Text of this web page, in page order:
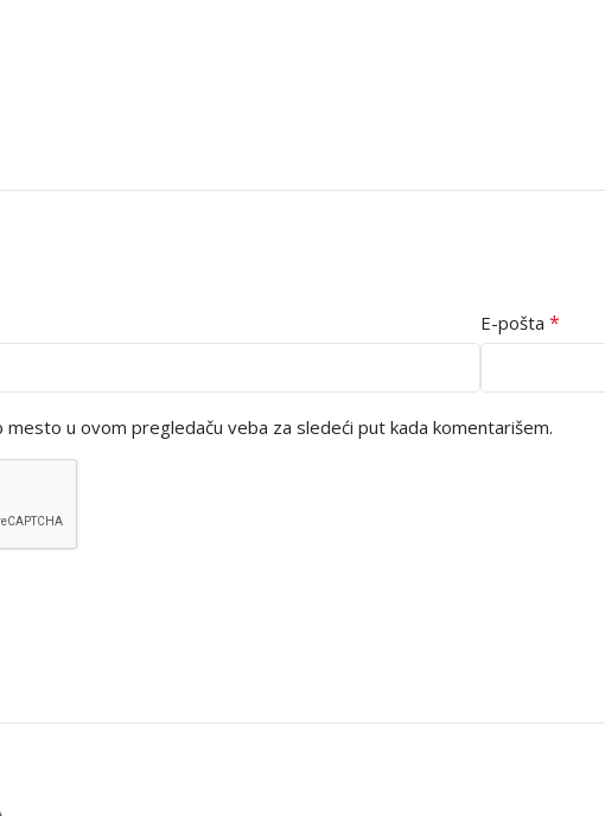
E-pošta *
u ovom pregledaču veba za sledeći put kada komentarišem.